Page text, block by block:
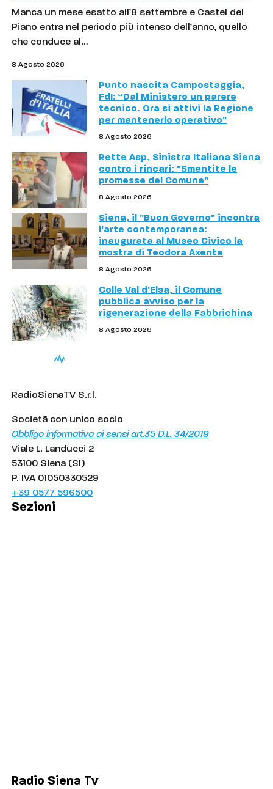
Manca un mese esatto all’8 settembre e Castel del
Piano entra nel periodo più intenso dell’anno, quello
che conduce al…
8 Agosto 2026
Punto nascita Campostaggia,
FdI: “Dal Ministero un parere
tecnico. Ora si attivi la Regione
per mantenerlo operativo"
8 Agosto 2026
Rette Asp, Sinistra Italiana Siena
contro i rincari: "Smentite le
promesse del Comune"
8 Agosto 2026
Siena, il "Buon Governo" incontra
l'arte contemporanea:
inaugurata al Museo Civico la
mostra di Teodora Axente
8 Agosto 2026
Colle Val d'Elsa, il Comune
pubblica avviso per la
rigenerazione della Fabbrichina
8 Agosto 2026
RadioSienaTV S.r.l.
Società con unico socio
Obbligo informativa ai sensi art.35 D.L. 34/2019
Viale L. Landucci 2
53100 Siena (SI)
P. IVA 01050330529
+39 0577 596500
Sezioni
Radio Siena Tv